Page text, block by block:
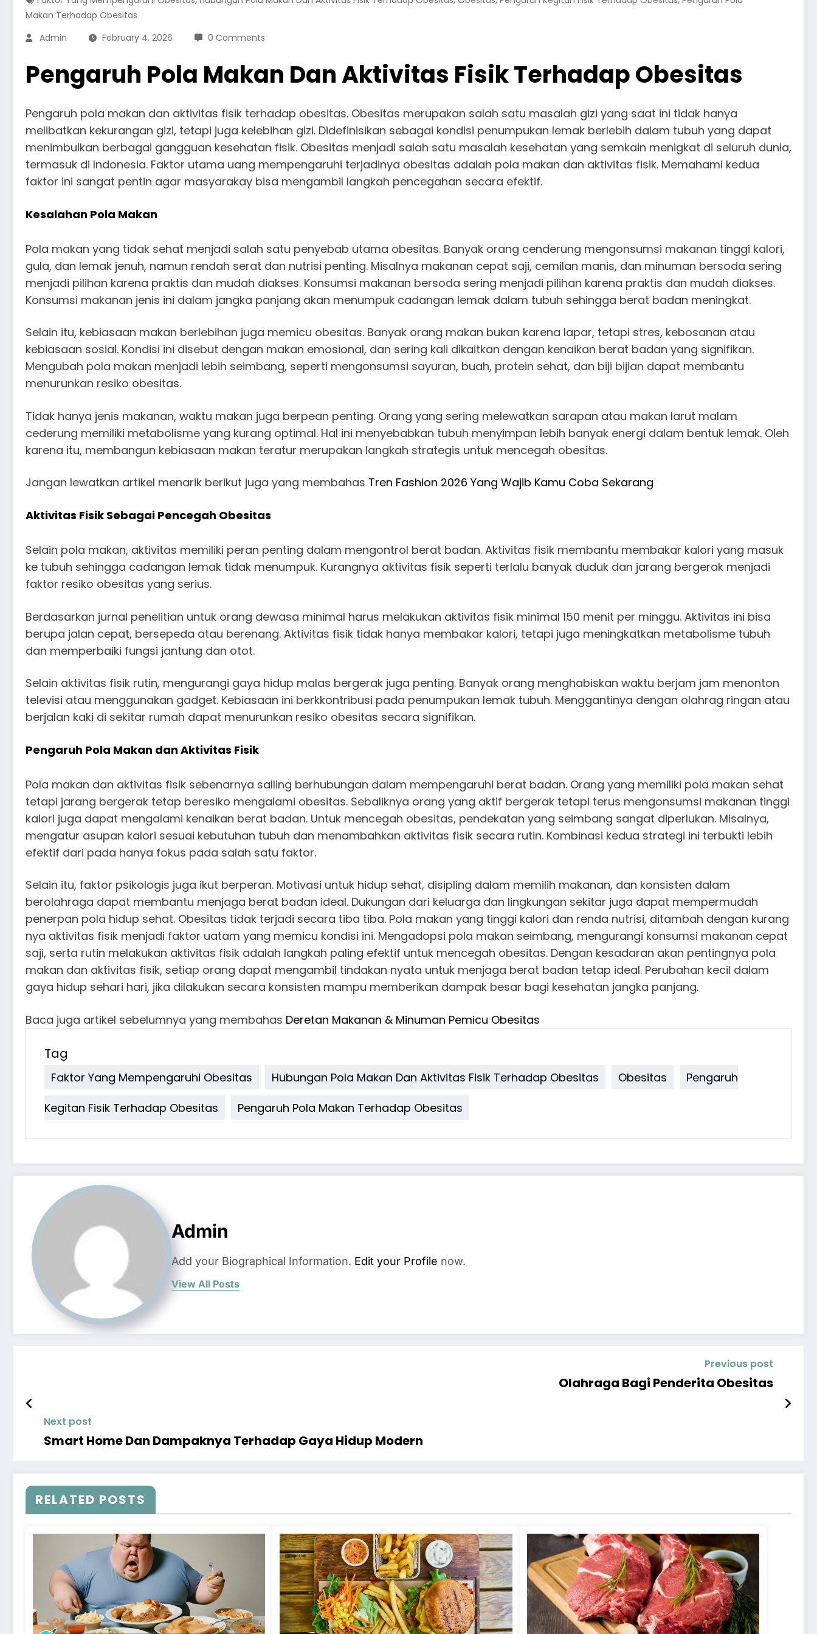
Makan Terhadap Obesitas
Admin
February 4, 2026 0 Comments
Pengaruh Pola Makan Dan Aktivitas Fisik Terhadap Obesitas
Pengaruh pola makan dan aktivitas fisik terhadap obesitas. Obesitas merupakan salah satu masalah gizi yang saat ini tidak hanya
melibatkan kekurangan gizi, tetapi juga kelebihan gizi. Didefinisikan sebagai kondisi penumpukan lemak berlebih dalam tubuh yang dapat
menimbulkan berbagai gangguan kesehatan fisik. Obesitas menjadi salah satu masalah kesehatan yang semkain menigkat di seluruh dunia,
termasuk di Indonesia. Faktor utama uang mempengaruhi terjadinya obesitas adalah pola makan dan aktivitas fisik. Memahami kedua
faktor ini sangat pentin agar masyarakay bisa mengambil langkah pencegahan secara efektif.
Kesalahan Pola Makan
Pola makan yang tidak sehat menjadi salah satu penyebab utama obesitas. Banyak orang cenderung mengonsumsi makanan tinggi kalori,
gula, dan lemak jenuh, namun rendah serat dan nutrisi penting. Misalnya makanan cepat saji, cemilan manis, dan minuman bersoda sering
menjadi pilihan karena praktis dan mudah diakses. Konsumsi makanan bersoda sering menjadi pilihan karena praktis dan mudah diakses.
Konsumsi makanan jenis ini dalam jangka panjang akan menumpuk cadangan lemak dalam tubuh sehingga berat badan meningkat.
Selain itu, kebiasaan makan berlebihan juga memicu obesitas. Banyak orang makan bukan karena lapar, tetapi stres, kebosanan atau
kebiasaan sosial. Kondisi ini disebut dengan makan emosional, dan sering kali dikaitkan dengan kenaikan berat badan yang signifikan.
Mengubah pola makan menjadi lebih seimbang, seperti mengonsumsi sayuran, buah, protein sehat, dan biji bijian dapat membantu
menurunkan resiko obesitas.
Tidak hanya jenis makanan, waktu makan juga berpean penting. Orang yang sering melewatkan sarapan atau makan larut malam
cederung memiliki metabolisme yang kurang optimal. Hal ini menyebabkan tubuh menyimpan lebih banyak energi dalam bentuk lemak. Oleh
karena itu, membangun kebiasaan makan teratur merupakan langkah strategis untuk mencegah obesitas.
Jangan lewatkan artikel menarik berikut juga yang membahas Tren Fashion 2026 Yang Wajib Kamu Coba Sekarang
Aktivitas Fisik Sebagai Pencegah Obesitas
Selain pola makan, aktivitas memiliki peran penting dalam mengontrol berat badan. Aktivitas fisik membantu membakar kalori yang masuk
ke tubuh sehingga cadangan lemak tidak menumpuk. Kurangnya aktivitas fisik seperti terlalu banyak duduk dan jarang bergerak menjadi
faktor resiko obesitas yang serius.
Berdasarkan jurnal penelitian untuk orang dewasa minimal harus melakukan aktivitas fisik minimal 150 menit per minggu. Aktivitas ini bisa
berupa jalan cepat, bersepeda atau berenang. Aktivitas fisik tidak hanya membakar kalori, tetapi juga meningkatkan metabolisme tubuh
dan memperbaiki fungsi jantung dan otot.
Selain aktivitas fisik rutin, mengurangi gaya hidup malas bergerak juga penting. Banyak orang menghabiskan waktu berjam jam menonton
televisi atau menggunakan gadget. Kebiasaan ini berkkontribusi pada penumpukan lemak tubuh. Menggantinya dengan olahrag ringan atau
berjalan kaki di sekitar rumah dapat menurunkan resiko obesitas secara signifikan.
Pengaruh Pola Makan dan Aktivitas Fisik
Pola makan dan aktivitas fisik sebenarnya salling berhubungan dalam mempengaruhi berat badan. Orang yang memiliki pola makan sehat
tetapi jarang bergerak tetap beresiko mengalami obesitas. Sebaliknya orang yang aktif bergerak tetapi terus mengonsumsi makanan tinggi
kalori juga dapat mengalami kenaikan berat badan. Untuk mencegah obesitas, pendekatan yang seimbang sangat diperlukan. Misalnya,
mengatur asupan kalori sesuai kebutuhan tubuh dan menambahkan aktivitas fisik secara rutin. Kombinasi kedua strategi ini terbukti lebih
efektif dari pada hanya fokus pada salah satu faktor.
Selain itu, faktor psikologis juga ikut berperan. Motivasi untuk hidup sehat, disipling dalam memilih makanan, dan konsisten dalam
berolahraga dapat membantu menjaga berat badan ideal. Dukungan dari keluarga dan lingkungan sekitar juga dapat mempermudah
penerpan pola hidup sehat. Obesitas tidak terjadi secara tiba tiba. Pola makan yang tinggi kalori dan renda nutrisi, ditambah dengan kurang
nya aktivitas fisik menjadi faktor uatam yang memicu kondisi ini. Mengadopsi pola makan seimbang, mengurangi konsumsi makanan cepat
saji, serta rutin melakukan aktivitas fisik adalah langkah paling efektif untuk mencegah obesitas. Dengan kesadaran akan pentingnya pola
makan dan aktivitas fisik, setiap orang dapat mengambil tindakan nyata untuk menjaga berat badan tetap ideal. Perubahan kecil dalam
gaya hidup sehari hari, jika dilakukan secara konsisten mampu memberikan dampak besar bagi kesehatan jangka panjang.
Baca juga artikel sebelumnya yang membahas Deretan Makanan & Minuman Pemicu Obesitas
Tag
Faktor Yang Mempengaruhi Obesitas Hubungan Pola Makan Dan Aktivitas Fisik Terhadap Obesitas Obesitas
Pengaruh
Kegitan Fisik Terhadap Obesitas
Pengaruh Pola Makan Terhadap Obesitas
Admin
Add your Biographical Information. Edit your Profile now.
View All Posts
Previous post
Olahraga Bagi Penderita Obesitas
Next post
Smart Home Dan Dampaknya Terhadap Gaya Hidup Modern
RELATED POSTS